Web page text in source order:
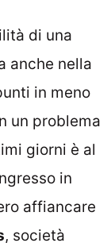
di una
anche nella
in meno
un problema
giorni è al
in
affiancare
, società